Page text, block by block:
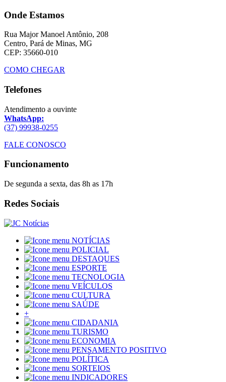
Onde Estamos
Rua Major Manoel Antônio, 208
Centro, Pará de Minas, MG
CEP: 35660-010
COMO CHEGAR
Telefones
Atendimento a ouvinte
WhatsApp:
(37) 99938-0255
FALE CONOSCO
Funcionamento
De segunda a sexta, das 8h as 17h
Redes Sociais
NOTÍCIAS
POLICIAL
DESTAQUES
ESPORTE
TECNOLOGIA
VEÍCULOS
CULTURA
SAÚDE
+
CIDADANIA
TURISMO
ECONOMIA
PENSAMENTO POSITIVO
POLÍTICA
SORTEIOS
INDICADORES